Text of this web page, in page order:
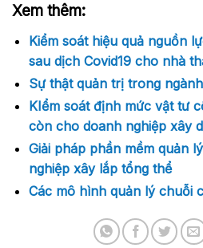
Xem thêm:
Kiểm soát hiệu quả nguồn
sau dịch Covid19 cho nhà
Sự thật quản trị trong
KIểm soát định mức vật tư
còn cho doanh nghiệp xây
Giải pháp phần mềm quản
nghiệp xây lắp tổng thể
Các mô hình quản lý chuỗi